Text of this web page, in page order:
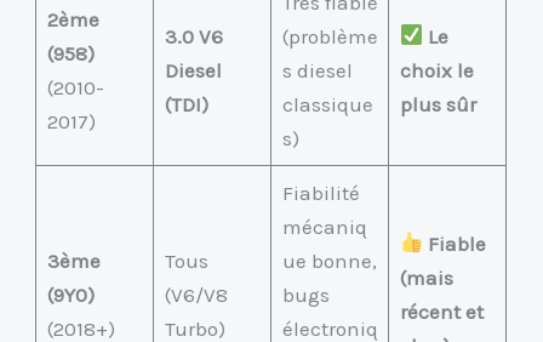
2ème
(958)
(2010-
2017)
3.0 V6
Diesel
(TDI)
(problème
s diesel
classique
s)
Le
choix le
plus sûr
3ème
(9Y0)
(2018+)
Tous
(V6/V8
Turbo)
Fiabilité
mécaniq
ue bonne,
bugs
électroniq
Fiable
(mais
récent et